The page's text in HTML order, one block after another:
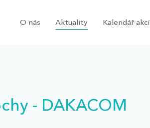
O nás Aktuality Kalendář akcí
- DAKACOM